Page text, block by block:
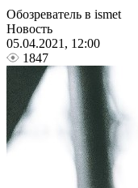
Обозреватель в ismet
Новость
05.04.2021, 12:00
1847